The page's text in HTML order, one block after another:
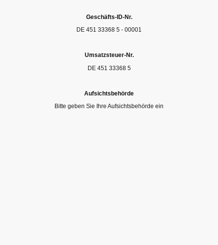
Geschäfts-ID-Nr.
DE 451 33368 5 - 00001
Umsatzsteuer-Nr.
DE 451 33368 5
Aufsichtsbehörde
Bitte geben Sie Ihre Aufsichtsbehörde ein